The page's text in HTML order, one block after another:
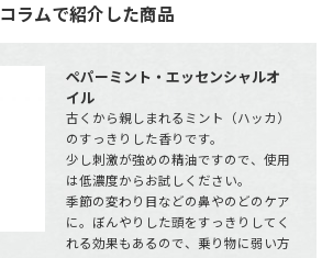
コラムで紹介した商品
ペパーミント・エッセンシャルオ
イル
古くから親しまれるミント（ハッカ）
のすっきりした香りです。
少し刺激が強めの精油ですので、使用
は低濃度からお試しください。
季節の変わり目などの鼻やのどのケア
に。ぼんやりした頭をすっきりしてく
れる効果もあるので、乗り物に弱い方